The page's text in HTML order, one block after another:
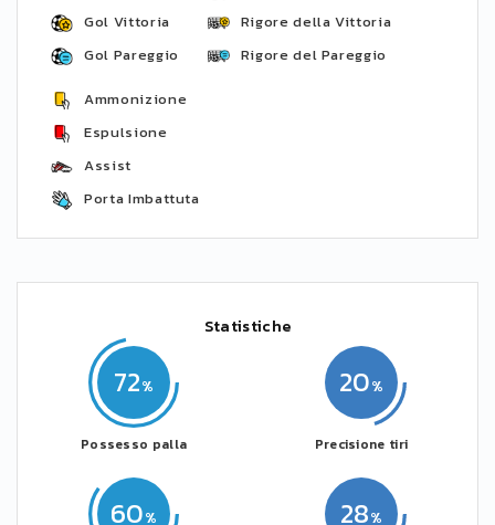
Gol Vittoria
Gol Pareggio
Rigore della Vittoria
Rigore del Pareggio
Ammonizione
Espulsione
Assist
Porta Imbattuta
Statistiche
72
Possesso palla
60 28
20
Precisione tiri